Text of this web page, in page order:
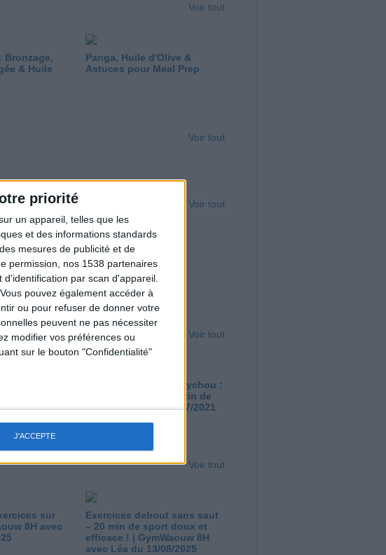
priorité
un appareil, telles que les
et des informations standards
mesures de publicité et de
permission, nos 1538 partenaires
par scan d'appareil.
pouvez également accéder à
ou pour refuser de donner votre
peuvent ne pas nécessiter
modifier vos préférences ou
sur le bouton "Confidentialité"
J'ACCEPTE
Voir tout
Bronzage,
& Huile
Panga, Huile d'Olive &
Astuces pour Meal Prep
Voir tout
Voir tout
et
Saumon fumé tarama
Voir tout
Allégée
En cuisine avec Cathychou :
Wrap du soleil et gratin de
fruits rouges du 08/07/2021
Voir tout
sur
8H avec
Exercices debout sans saut
– 20 min de sport doux et
efficace ! | GymWaouw 8H
avec Léa du 13/08/2025